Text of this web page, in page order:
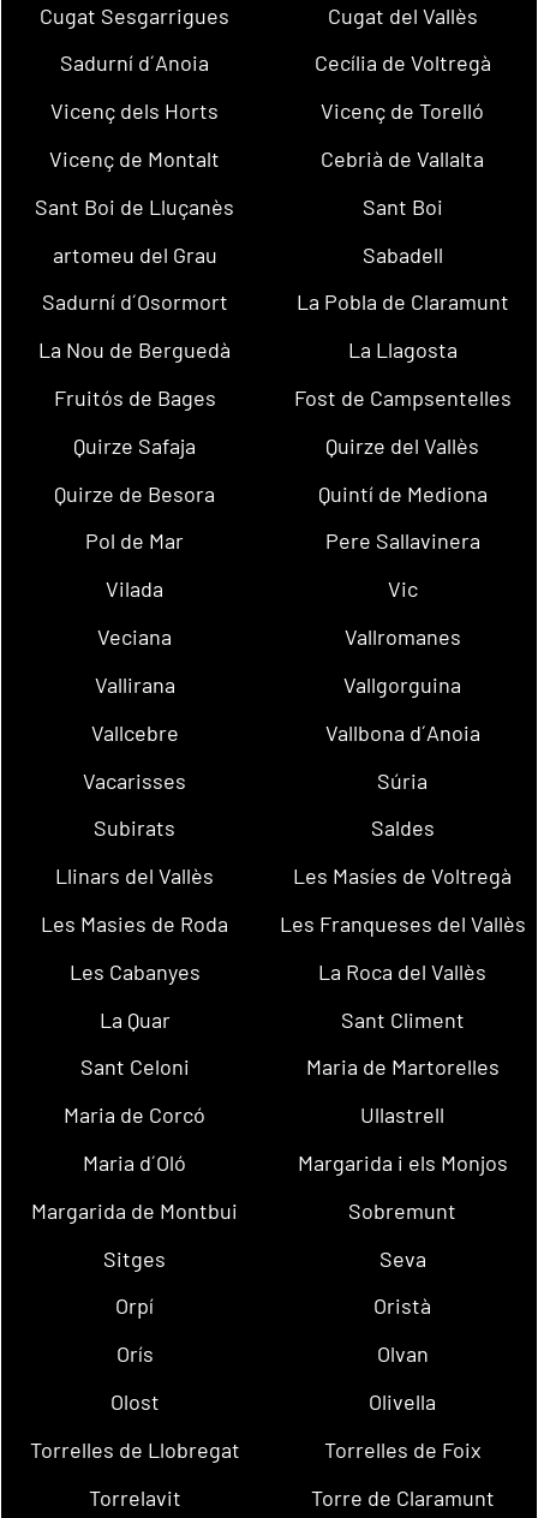
Cugat Sesgarrigues
Cugat del Vallès
Sadurní d´Anoia
Cecília de Voltregà
Vicenç dels Horts
Vicenç de Torelló
Vicenç de Montalt
Cebrià de Vallalta
Sant Boi de Lluçanès
Sant Boi
artomeu del Grau
Sabadell
Sadurní d´Osormort
La Pobla de Claramunt
La Nou de Berguedà
La Llagosta
Fruitós de Bages
Fost de Campsentelles
Quirze Safaja
Quirze del Vallès
Quirze de Besora
Quintí de Mediona
Pol de Mar
Pere Sallavinera
Vilada
Vic
Veciana
Vallromanes
Vallirana
Vallgorguina
Vallcebre
Vallbona d´Anoia
Vacarisses
Súria
Subirats
Saldes
Llinars del Vallès
Les Masíes de Voltregà
Les Masies de Roda
Les Franqueses del Vallès
Les Cabanyes
La Roca del Vallès
La Quar
Sant Climent
Sant Celoni
Maria de Martorelles
Maria de Corcó
Ullastrell
Maria d´Oló
Margarida i els Monjos
Margarida de Montbui
Sobremunt
Sitges
Seva
Orpí
Oristà
Orís
Olvan
Olost
Olivella
Torrelles de Llobregat
Torrelles de Foix
Torrelavit
Torre de Claramunt